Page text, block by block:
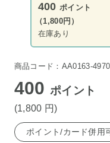
400ポイント
（1,800円）
在庫あり
商品コード：AA0163-
400ポイント
(1,800 円)
ポイント/カード併用